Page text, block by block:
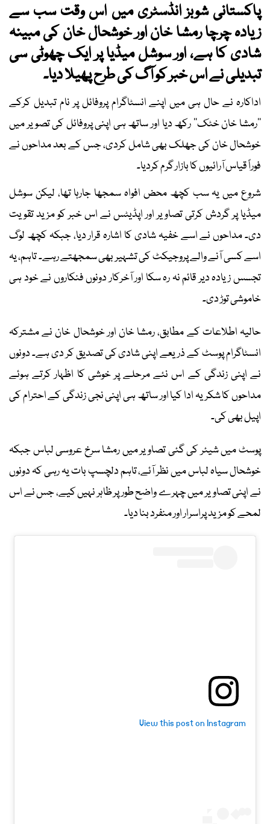
پاکستانی شوبز انڈسٹری میں اس وقت سب سے
زیادہ چرچا رمشا خان اور خوشحال خان کی مبینہ
شادی کا ہے، اور سوشل میڈیا پر ایک چھوٹی سی
تبدیلی نے اس خبر کو آگ کی طرح پھیلا دیا۔
اداکارہ نے حال ہی میں اپنے انسٹاگرام پروفائل پر نام تبدیل کرکے
’’رمشا خان خٹک‘‘ رکھ دیا اور ساتھ ہی اپنی پروفائل کی تصویر میں
خوشحال خان کی جھلک بھی شامل کردی، جس کے بعد مداحوں نے
فوراً قیاس آرائیوں کا بازار گرم کردیا۔
شروع میں یہ سب کچھ محض افواہ سمجھا جارہا تھا، لیکن سوشل
میڈیا پر گردش کرتی تصاویر اور اپڈیٹس نے اس خبر کو مزید تقویت
دی۔ مداحوں نے اسے خفیہ شادی کا اشارہ قرار دیا، جبکہ کچھ لوگ
اسے کسی آنے والے پروجیکٹ کی تشہیر بھی سمجھتے رہے۔ تاہم، یہ
تجسس زیادہ دیر قائم نہ رہ سکا اور آخرکار دونوں فنکاروں نے خود ہی
خاموشی توڑ دی۔
حالیہ اطلاعات کے مطابق، رمشا خان اور خوشحال خان نے مشترکہ
انسٹاگرام پوسٹ کے ذریعے اپنی شادی کی تصدیق کر دی ہے۔ دونوں
نے اپنی زندگی کے اس نئے مرحلے پر خوشی کا اظہار کرتے ہوئے
مداحوں کا شکریہ ادا کیا اور ساتھ ہی اپنی نجی زندگی کے احترام کی
اپیل بھی کی۔
پوسٹ میں شیئر کی گئی تصاویر میں رمشا سرخ عروسی لباس جبکہ
خوشحال سیاہ لباس میں نظر آئے، تاہم دلچسپ بات یہ رہی کہ دونوں
نے اپنی تصاویر میں چہرے واضح طور پر ظاہر نہیں کیے، جس نے اس
لمحے کو مزید پراسرار اور منفرد بنا دیا۔
View this post on Instagram